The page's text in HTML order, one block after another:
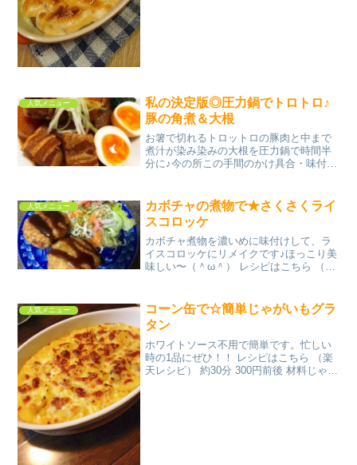
人気メニュー
私の決定版◎圧力鍋でトロトロ♪
豚の角煮＆大根
お箸で切れるトロットロの豚肉と中まで
煮汁が染み染みの大根を圧力鍋で時間半
分に♪今の所この手間のかけ具合・味付け
間 1,000円前後 材料豚バラ肉ブロック
大...
人気メニュー
カボチャの煮物で★さくさくライ
スコロッケ
カボチャ煮物を濃いめに味付けして、ラ
イスコロッケにリメイクです♪ほっこり美
味しい〜（＾ω＾） レシピはこちら （楽
チャの残り汁ご飯★塩胡椒★マヨネーズ
☆小麦...
人気メニュー
コーン缶で☆簡単じゃがいもグラ
タン
ホワイトソース不用で簡単です。忙しい
時の1品にぜひ！！ レシピはこちら （楽
天レシピ） 約30分 300円前後 材料じゃが